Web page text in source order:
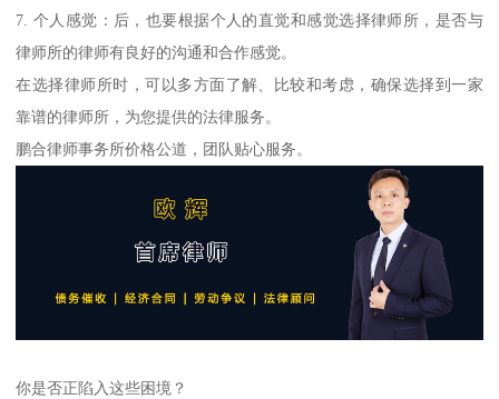
7. 个人感觉：后，也要根据个人的直觉和感觉选择律师所，是否与
律师所的律师有良好的沟通和合作感觉。
在选择律师所时，可以多方面了解、比较和考虑，确保选择到一家
靠谱的律师所，为您提供的法律服务。
鹏合律师事务所价格公道，团队贴心服务。
你是否正陷入这些困境？